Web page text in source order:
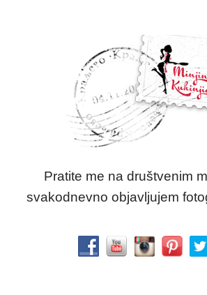
Pratite me na društvenim
svakodnevno objavljujem